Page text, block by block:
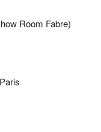
Room Fabre)